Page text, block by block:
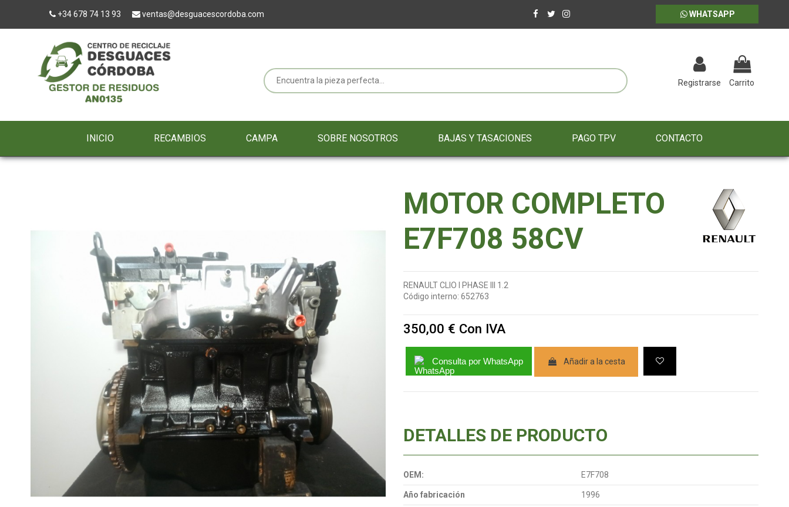
+34 678 74 13 93 ventas@desguacescordoba.com WHATSAPP
Registrarse Carrito
INICIO RECAMBIOS CAMPA SOBRE NOSOTROS BAJAS Y TASACIONES PAGO TPV CONTACTO
MOTOR COMPLETO
E7F708 58CV
RENAULT CLIO I PHASE III 1.2
Código interno: 652763
350,00 € Con IVA
Consulta por WhatsApp Añadir a la cesta
DETALLES DE PRODUCTO
OEM: E7F708
Año fabricación 1996